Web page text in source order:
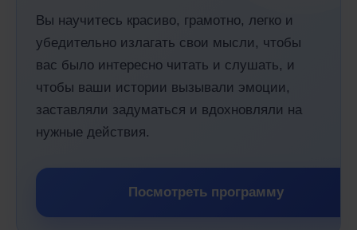
Вы научитесь красиво, грамотно, легко и
убедительно излагать свои мысли, чтобы
вас было интересно читать и слушать, и
чтобы ваши истории вызывали эмоции,
заставляли задуматься и вдохновляли на
нужные действия.
Посмотреть программу